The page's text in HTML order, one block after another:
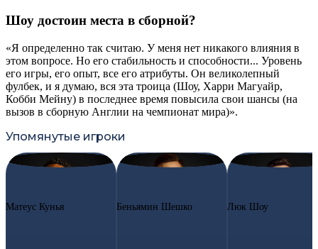
Шоу достоин места в сборной?
«Я определенно так считаю. У меня нет никакого влияния в
этом вопросе. Но его стабильность и способности... Уровень
его игры, его опыт, все его атрибуты. Он великолепный
фулбек, и я думаю, вся эта троица (Шоу, Харри Магуайр,
Кобби Мейну) в последнее время повысила свои шансы (на
вызов в сборную Англии на чемпионат мира)».
Упомянутые игроки
#10 MC
Матеус Кунья
#30 BS
Беньямин Шешко
#23 LS
Люк Шоу